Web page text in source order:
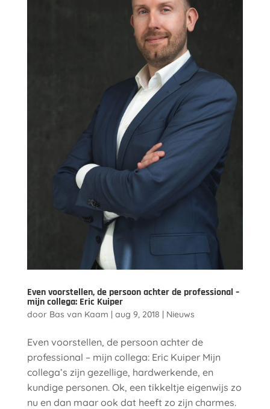
Even voorstellen, de persoon achter de professional –
mijn collega: Eric Kuiper
door Bas van Kaam | aug 9, 2018 | Nieuws
Even voorstellen, de persoon achter de
professional – mijn collega: Eric Kuiper Mijn
collega’s zijn gezellige, hardwerkende, en
kundige personen. Ok, een tikkeltje eigenwijs zo
nu en dan maar ook dat heeft zo zijn charmes.